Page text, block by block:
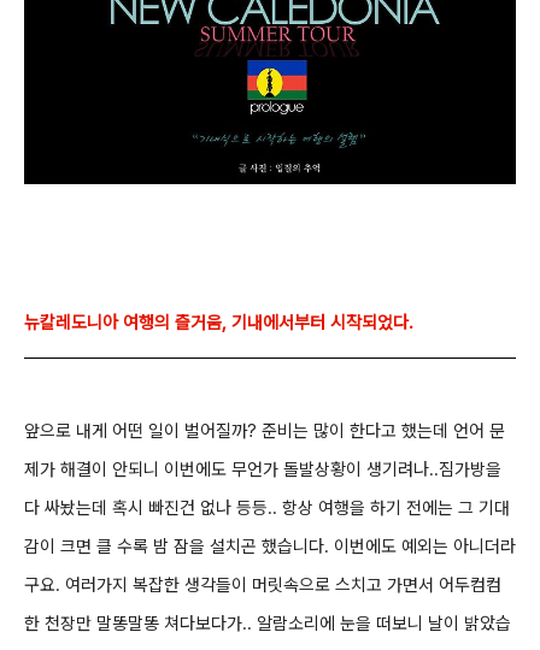
뉴칼레도니아 여행의 즐거움, 기내에서부터 시작되었다.
앞으로 내게 어떤 일이 벌어질까? 준비는 많이 한다고 했는데 언어 문
제가 해결이 안되니 이번에도 무언가 돌발상황이 생기려나..짐가방을
다 싸놨는데 혹시 빠진건 없나 등등.. 항상 여행을 하기 전에는 그 기대
감이 크면 클 수록 밤 잠을 설치곤 했습니다. 이번에도 예외는 아니더라
구요. 여러가지 복잡한 생각들이 머릿속으로 스치고 가면서 어두컴컴
한 천장만 말똥말똥 쳐다보다가.. 알람소리에 눈을 떠보니 날이 밝았습